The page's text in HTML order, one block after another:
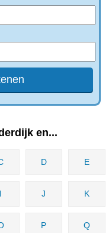
en...
D E
I J K
P Q